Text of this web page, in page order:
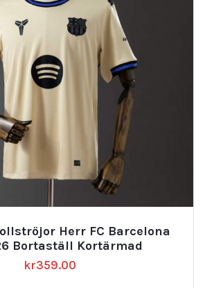
Herr FC Barcelona
Bortaställ Kortärmad
kr359.00